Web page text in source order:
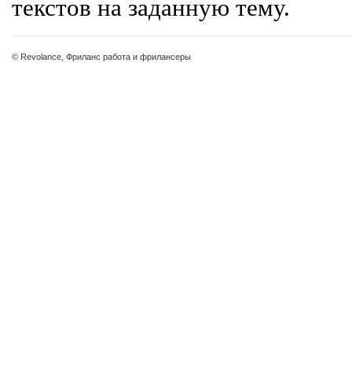
текстов на заданную тему.
© Revolance, Фриланс работа и фрилансеры